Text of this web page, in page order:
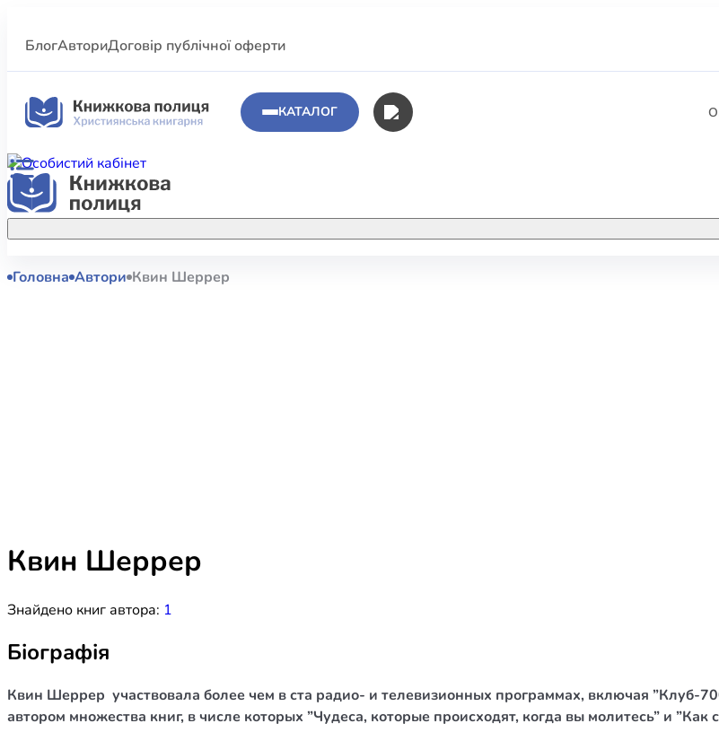
БлогАвториДоговір публічної оферти
КАТАЛОГ
Акційні пропозиції
полиці.
КНИГИ
Головна Автори Квин Шеррер
Квин Шеррер
Знайдено книг автора: 1
Біографія
Квин Шеррер участвовала более чем в ста радио- и телевизионных программах, включая ”Клуб-
автором множества книг, в числе которых ”Чудеса, которые происходят, когда вы молитесь” и ”Как